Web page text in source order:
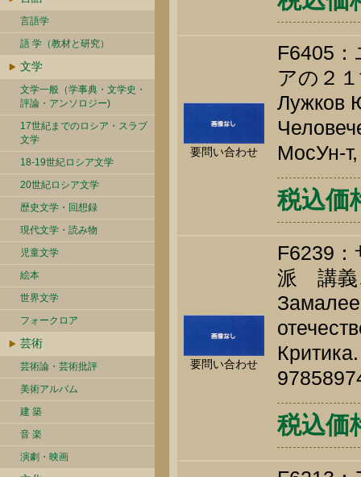
言語学
語 学（教材と研究）
文学
文学一般（学事典・文学史・
評論・アンソロジー)
17世紀までのロシア・スラブ
文学
18-19世紀ロシア文学
20世紀ロシア文学
歴史文学・回想録
現代文学・読み物
児童文学
絵本
世界文学
フォークロア
芸術
芸術論・芸術批評
美術アルバム
建 築
音 楽
演劇・映画
要問い合わせ
F6405
アの２
Лужков
МосУн-
税込価
要問い合わせ
F6239
派 講
税込価